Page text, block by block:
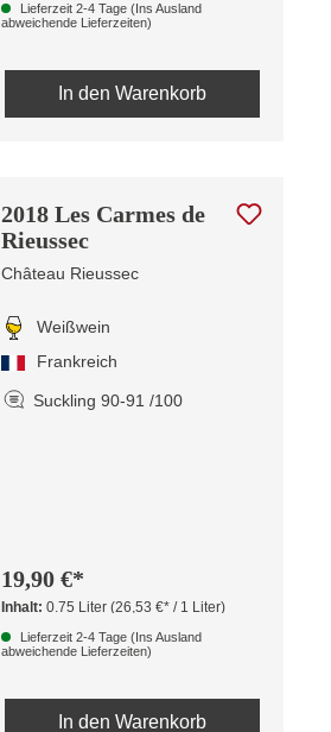
Lieferzeit 2-4 Tage (Ins Ausland
abweichende Lieferzeiten)
In den Warenkorb
2018 Les Carmes de
Rieussec
Château Rieussec
Weißwein
Frankreich
Suckling 90-91 /100
19,90 €*
Inhalt:0.75 Liter(26,53 €* / 1 Liter)
Lieferzeit 2-4 Tage (Ins Ausland
abweichende Lieferzeiten)
In den Warenkorb